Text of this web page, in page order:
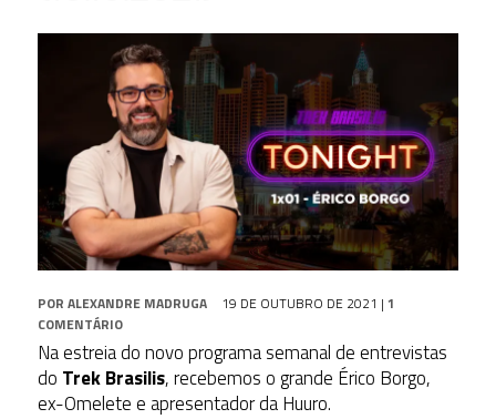
POR ALEXANDRE MADRUGA 19 DE OUTUBRO DE 2021 | 1
COMENTÁRIO
Na estreia do novo programa semanal de entrevistas
do Trek Brasilis, recebemos o grande Érico Borgo,
ex-Omelete e apresentador da Huuro.